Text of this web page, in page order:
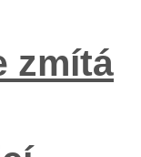
zmítá